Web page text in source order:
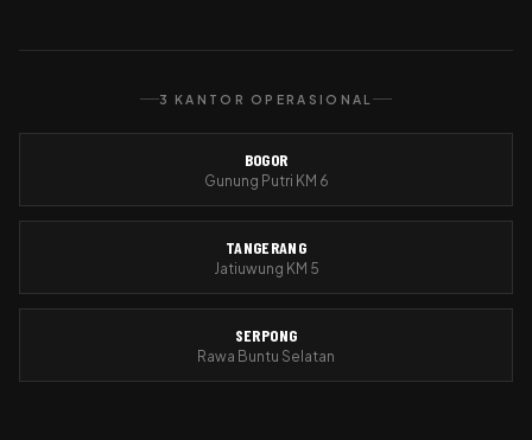
3 KANTOR OPERASIONAL
BOGOR
Gunung Putri KM 6
TANGERANG
Jatiuwung KM 5
SERPONG
Rawa Buntu Selatan